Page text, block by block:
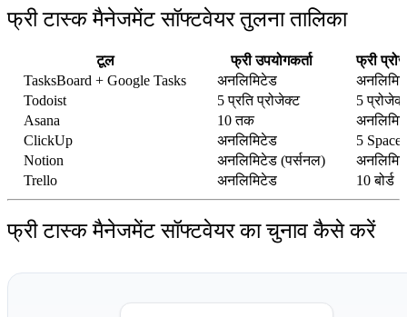
फ्री टास्क मैनेजमेंट सॉफ्टवेयर तुलना तालिका
टूल फ्री उपयोगकर्ता
फ्री
TasksBoard + Google Tasks
अनलिमिटेड
Todoist
5 प्रति प्रोजेक्ट
5
Asana
10 तक
ClickUp
अनलिमिटेड
5 Spaces
Notion
अनलिमिटेड (पर्सनल)
Trello
अनलिमिटेड 10 बोर्ड
फ्री टास्क मैनेजमेंट सॉफ्टवेयर का चुनाव कैसे करें